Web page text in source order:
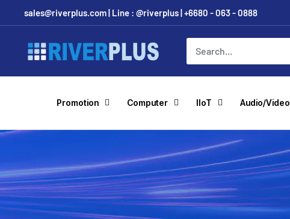
to
content
sales@riverplus.com | Line : @riverplus | +6680 - 063 - 0888
Riverplus
Promotion Computer IIoT Audio/Video